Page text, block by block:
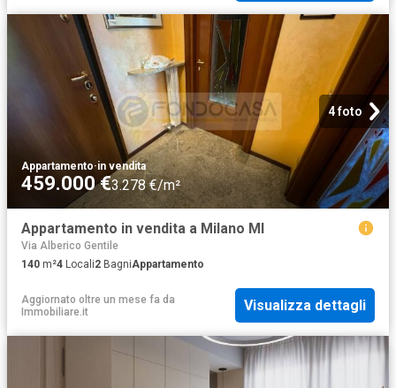
4 foto
Appartamento·in vendita
459.000 €3.278 €/m²
Appartamento in vendita a Milano MI
Via Alberico Gentile
140 m²4 Locali2 BagniAppartamento
Aggiornato oltre un mese fa da
Immobiliare.it
Visualizza dettagli